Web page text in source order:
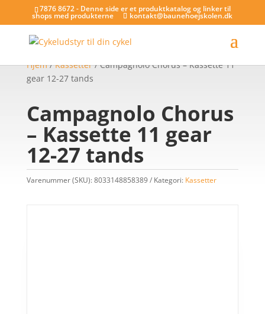
7876 8672 - Denne side er et produktkatalog og linker til
shops med produkterne kontakt@baunehoejskolen.dk
Hjem/Kassetter/ Campagnolo Chorus – Kassette 11
gear 12-27 tands
Campagnolo Chorus
– Kassette 11 gear
12-27 tands
Varenummer (SKU):8033148858389 Kategori: Kassetter